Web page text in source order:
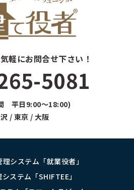
軽にお問合せ下さい！
5081
平日9:00～18:00)
/ 東京 / 大阪
システム「就業役者」
ステム「SHIFTEE」